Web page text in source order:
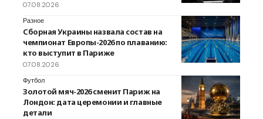
07.08.2026
Разное
Сборная Украины назвала состав на
чемпионат Европы-2026 по плаванию:
кто выступит в Париже
07.08.2026
Футбол
Золотой мяч-2026 сменит Париж на
Лондон: дата церемонии и главные
детали